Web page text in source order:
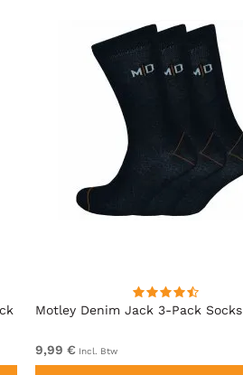
Motley Denim Jack 3-Pack
9,99 € Incl. Btw